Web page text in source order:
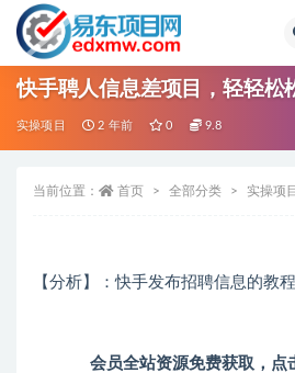
快手聘人信息差项目，轻轻松
实操项目 2 年前 0 9.8
当前位置： 首页 全部分类 实操项目
【分析】：快手发布招聘信息的教程
会员全站资源免费获取， 点